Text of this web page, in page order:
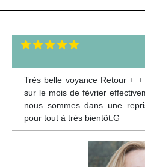
Très belle voyance Retour +
sur le mois de février
nous sommes dans une
pour tout à très bientôt.G